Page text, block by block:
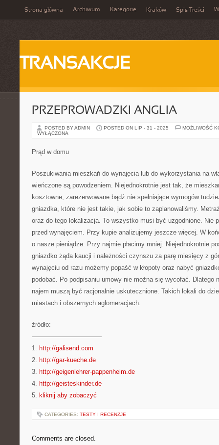
Strona główna Archiwum Kategorie Kraków Spis Treści
TRANSAKCJE
PRZEPROWADZKI ANGLIA
POSTED BY ADMIN POSTED ON LIP - 31 - 2025
MOŻLIWOŚĆ
WYŁĄCZONA
Prąd w domu
Poszukiwania mieszkań do wynajęcia lub do wykorzystania na
wieńczone są powodzeniem. Niejednokrotnie jest tak, że
kosztowne, zarezerwowane bądź nie spełniające wymogów
gniazdka, które nie jest takie, jak sobie to zaplanowaliśmy.
oraz do tego lokalizacja. To wszystko musi być uzgodnione. Nie
przed wynajęciem. Przy kupie analizujemy jeszcze więcej. W
o nasze pieniądze. Przy najmie płacimy mniej. Niejednokrotnie
gniazdko żąda kaucji i należności czynszu za parę miesięcy z
wynajęciu od razu możemy popaść w kłopoty oraz nabyć
podobać. Po podpisaniu umowy nie można się wycofać. Dlatego
najem muszą być racjonalnie uskutecznione. Takich lokali do
miastach i obszernych aglomeracjach.
źródło:
———————————
1. http://galisend.com
2. http://gar-kueche.de
3. http://geigenlehrer-pappenheim.de
4. http://geisteskinder.de
5. kliknij aby zobaczyć
CATEGORIES: TESTY I RECENZJE
Comments are closed.